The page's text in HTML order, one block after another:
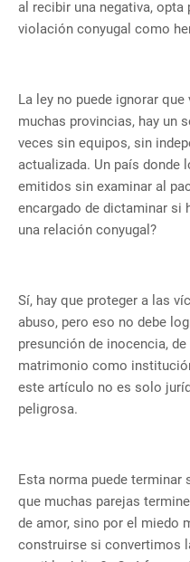
al recibir una negativa, opta
violación conyugal como
La ley no puede ignorar
muchas provincias, hay un
veces sin equipos, sin
actualizada. Un país
emitidos sin examinar al
encargado de dictaminar si
una relación conyugal?
Sí, hay que proteger a las
abuso, pero eso no debe
presunción de inocencia,
matrimonio como
este artículo no es solo
peligrosa.
Esta norma puede terminar
que muchas parejas
de amor, sino por el miedo
construirse si convertimos